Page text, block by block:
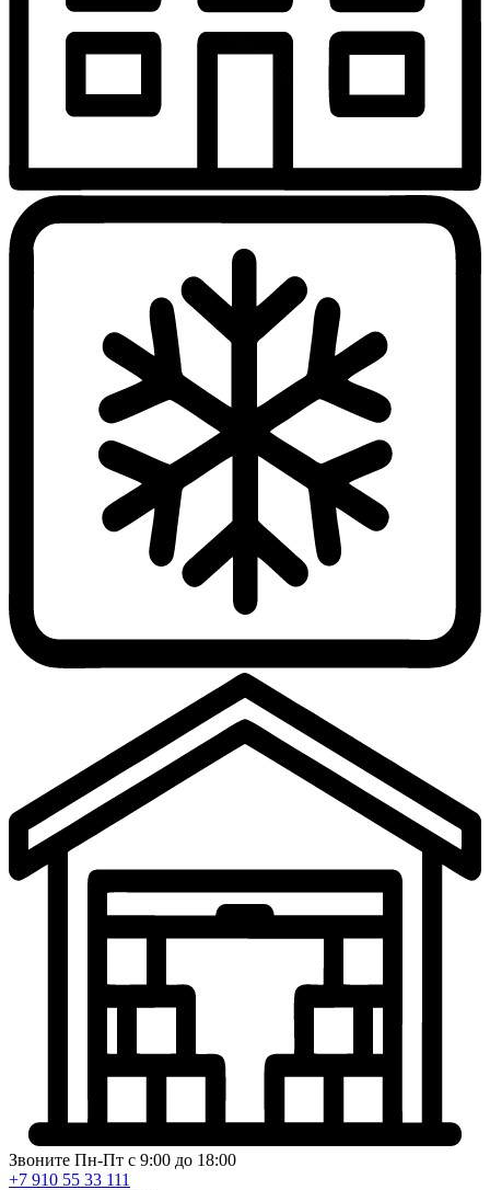
Звоните Пн-Пт с 9:00 до 18:00
+7 910 55 33 111